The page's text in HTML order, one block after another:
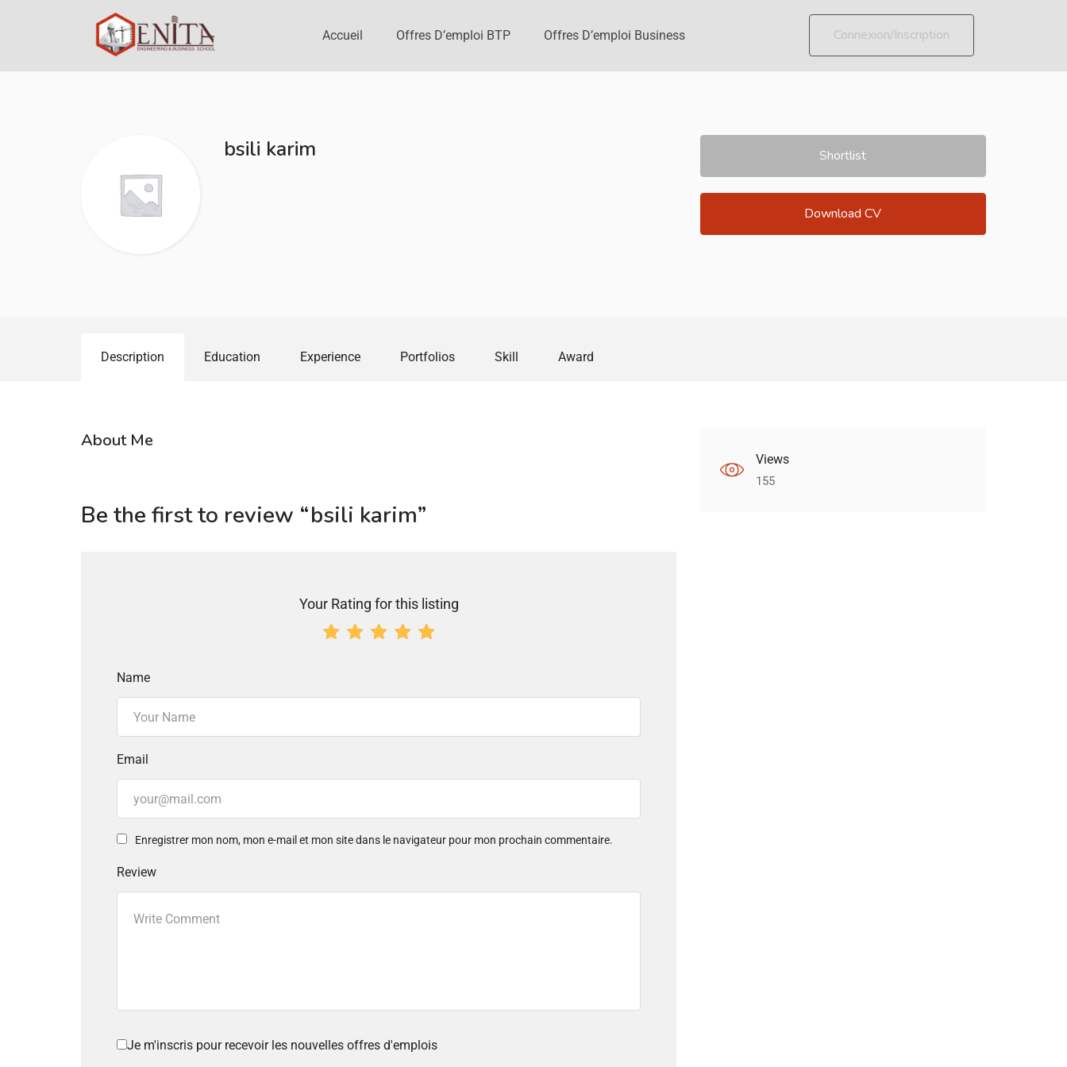
Accueil Offres D’emploi BTP Offres D’emploi Business Connexion/Inscription
bsili karim Shortlist
Download CV
Description Education Experience Portfolios Skill Award
About Me
Be the first to review “bsili karim”
Your Rating for this listing
Name
Email
Enregistrer mon nom, mon e-mail et mon site dans le navigateur pour mon prochain commentaire.
Review
Je m'inscris pour recevoir les nouvelles offres d'emplois
Views
155